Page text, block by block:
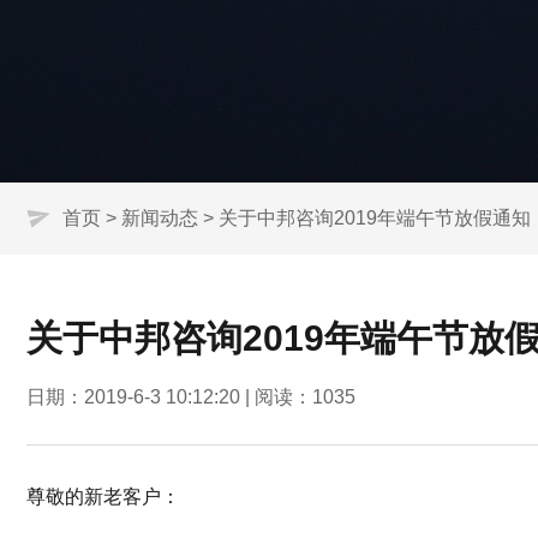
首页 > 新闻动态 > 关于中邦咨询2019年端午节放假通知
关于中邦咨询2019年端午节放
日期：2019-6-3 10:12:20 | 阅读： 1035
尊敬的新老客户：